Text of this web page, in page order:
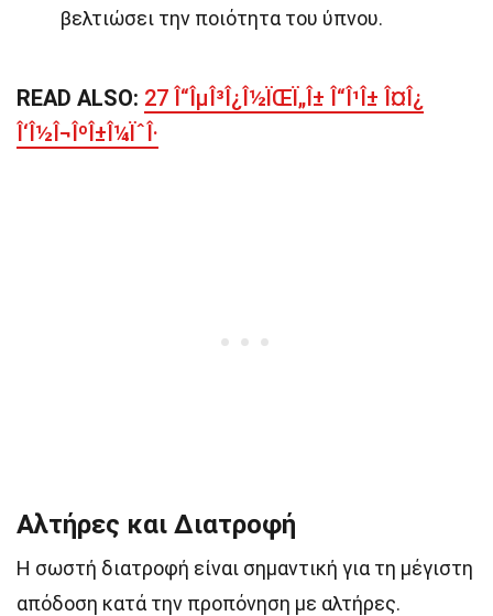
βελτιώσει την ποιότητα του ύπνου.
READ ALSO: 27 Î“ÎµÎ³Î¿Î½ÏŒÏ„Î± Î“Î¹Î± Î¤Î¿
Î‘Î½Î¬ÎºÎ±Î¼ÏˆÎ·
Αλτήρες και Διατροφή
Η σωστή διατροφή είναι σημαντική για τη μέγιστη
απόδοση κατά την προπόνηση με αλτήρες.